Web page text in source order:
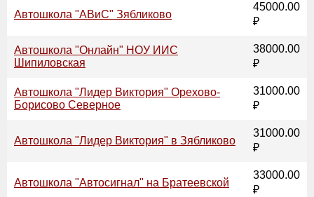
Автошкола "АВиС" Зябликово
45000.00
₽
Автошкола "Онлайн" НОУ ИИС
Шипиловская
38000.00
₽
Автошкола "Лидер Виктория" Орехово-
Борисово Северное
31000.00
₽
Автошкола "Лидер Виктория" в Зябликово
31000.00
₽
Автошкола "Автосигнал" на Братеевской
33000.00
₽